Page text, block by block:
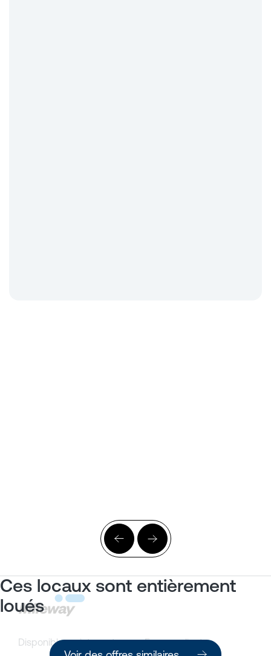
Ces locaux sont entièrement
loués
Disponible maintenant Espace client